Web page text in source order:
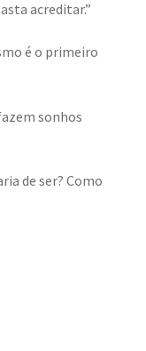
acreditar.”
é o primeiro
sonhos
de ser? Como